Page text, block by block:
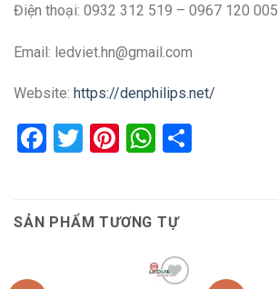
Điện thoại: 0932 312 519 – 0967 120 005
Email: ledviet.hn@gmail.com
Website: https://denphilips.net/
Facebook
Twitter
Pinterest
WhatsApp
SẢN PHẨM TƯƠNG TỰ